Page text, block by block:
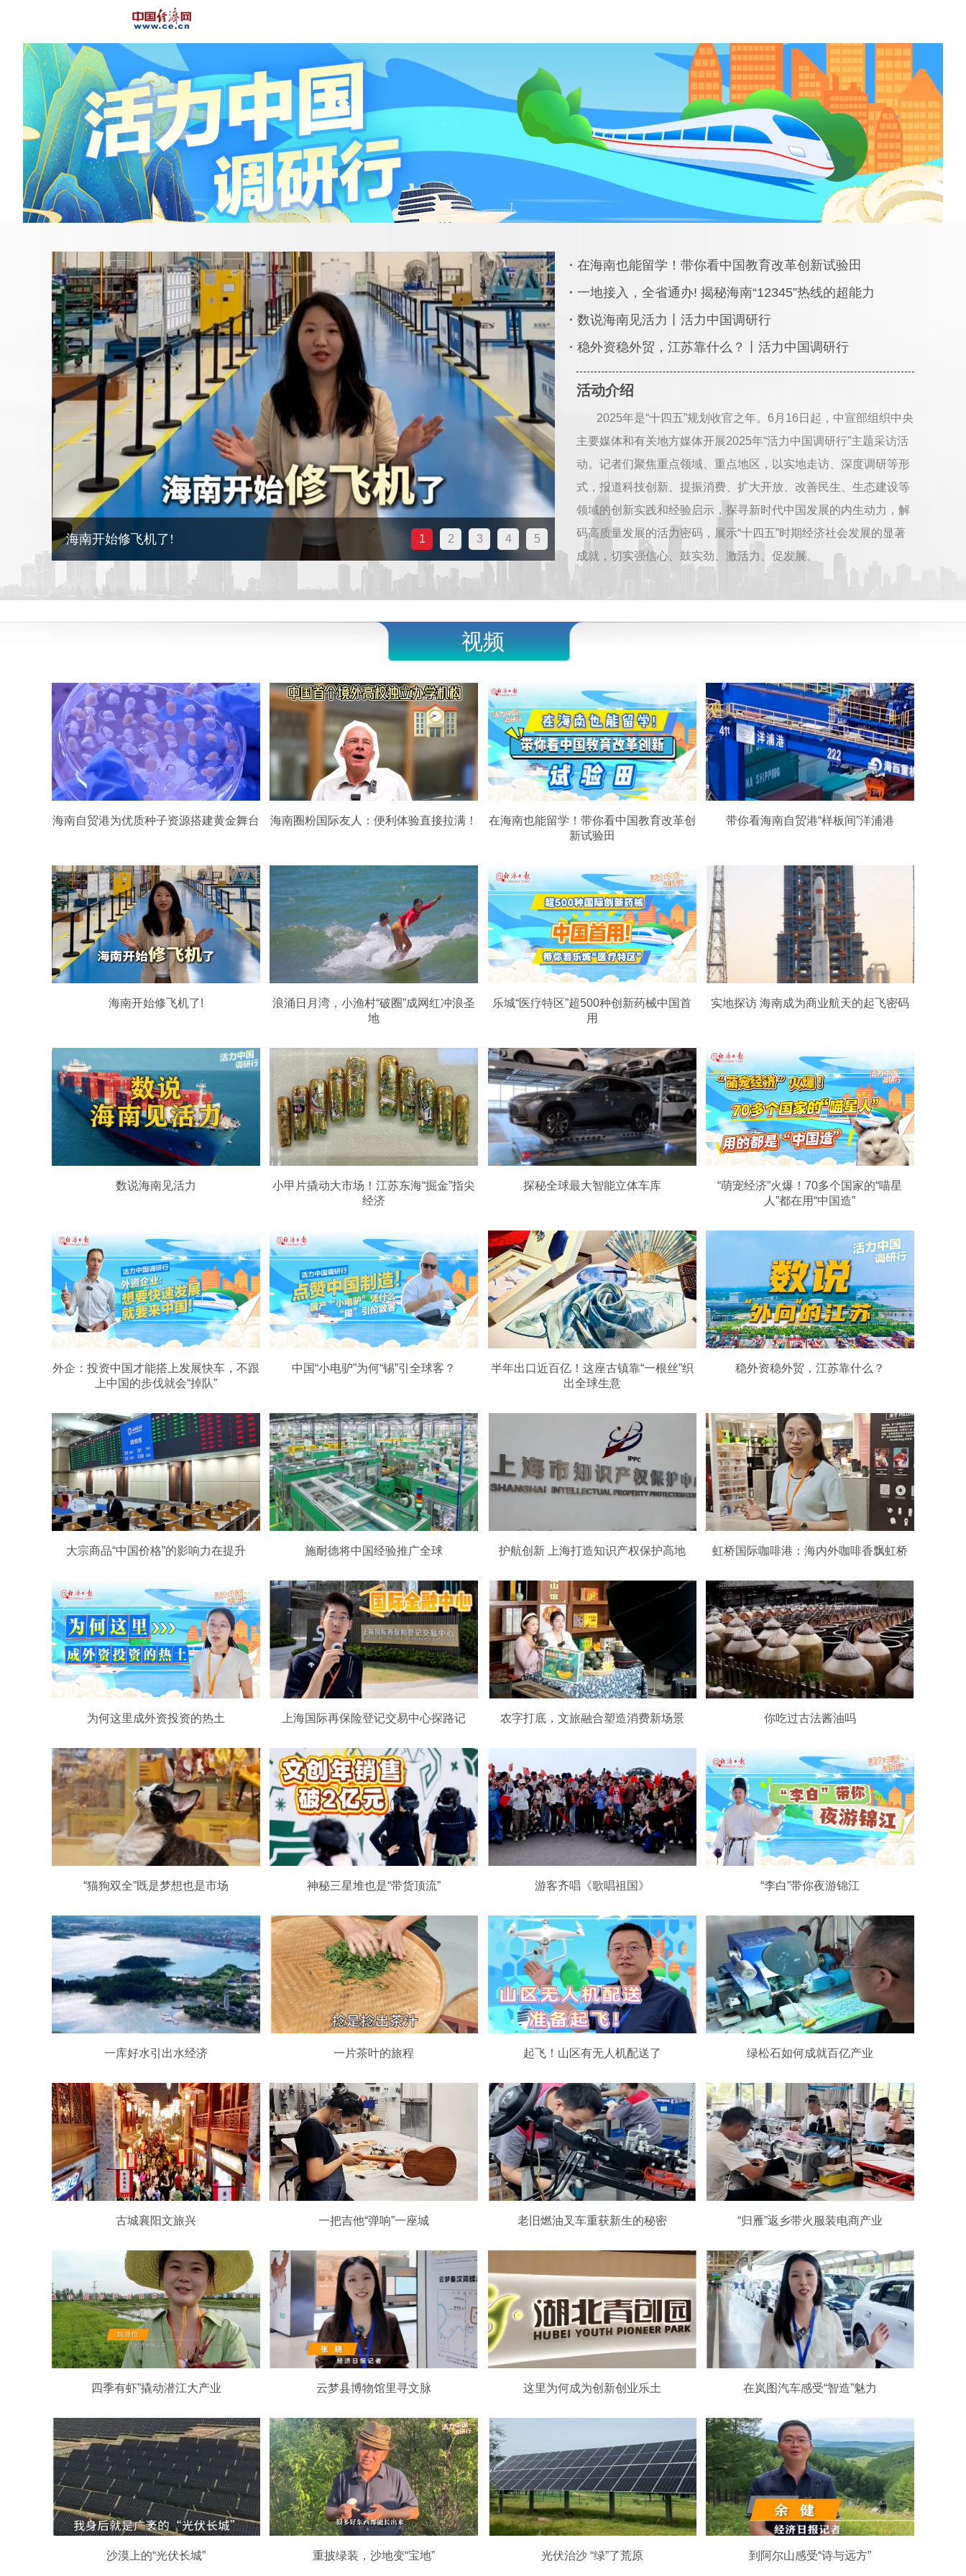
海南开始修飞机了! “萌宠经济”火爆！70多个国家的“喵星人”都在用“中国造”
1 2 3 4 5
· 在海南也能留学！带你看中国教育改革创新试验田
· 一地接入，全省通办! 揭秘海南“12345”热线的超能力
· 数说海南见活力丨活力中国调研行
· 稳外资稳外贸，江苏靠什么？丨活力中国调研行
活动介绍
2025年是“十四五”规划收官之年。6月16日起，中宣部组织中央
主要媒体和有关地方媒体开展2025年“活力中国调研行”主题采访活
动。记者们聚焦重点领域、重点地区，以实地走访、深度调研等形
式，报道科技创新、提振消费、扩大开放、改善民生、生态建设等
领域的创新实践和经验启示，探寻新时代中国发展的内生动力，解
码高质量发展的活力密码，展示“十四五”时期经济社会发展的显著
成就，切实强信心、鼓实劲、激活力、促发展。
视频
海南自贸港为优质种子资源搭建黄金舞台 海南圈粉国际友人：便利体验直接拉满！
在海南也能留学！带你看中国教育改革创
新试验田
带你看海南自贸港“样板间”洋浦港
海南开始修飞机了!
浪涌日月湾，小渔村“破圈”成网红冲浪圣
地
乐城“医疗特区”超500种创新药械中国首
用
实地探访 海南成为商业航天的起飞密码
数说海南见活力
小甲片撬动大市场！江苏东海“掘金”指尖
经济
探秘全球最大智能立体车库
“萌宠经济”火爆！70多个国家的“喵星
人”都在用“中国造”
外企：投资中国才能搭上发展快车，不跟
上中国的步伐就会“掉队”
中国“小电驴”为何“锡”引全球客？
半年出口近百亿！这座古镇靠“一根丝”织
出全球生意
稳外资稳外贸，江苏靠什么？
大宗商品“中国价格”的影响力在提升 施耐德将中国经验推广全球 护航创新 上海打造知识产权保护高地 虹桥国际咖啡港：海内外咖啡香飘虹桥
为何这里成外资投资的热土 上海国际再保险登记交易中心探路记 农字打底，文旅融合塑造消费新场景 你吃过古法酱油吗
“猫狗双全”既是梦想也是市场 神秘三星堆也是“带货顶流” 游客齐唱《歌唱祖国》 “李白”带你夜游锦江
一库好水引出水经济 一片茶叶的旅程 起飞！山区有无人机配送了 绿松石如何成就百亿产业
古城襄阳文旅兴 一把吉他“弹响”一座城 老旧燃油叉车重获新生的秘密 “归雁”返乡带火服装电商产业
四季有虾”撬动潜江大产业 云梦县博物馆里寻文脉 这里为何成为创新创业乐土 在岚图汽车感受“智造”魅力
沙漠上的“光伏长城” 重披绿装，沙地变“宝地” 光伏治沙 “绿”了荒原 到阿尔山感受“诗与远方”